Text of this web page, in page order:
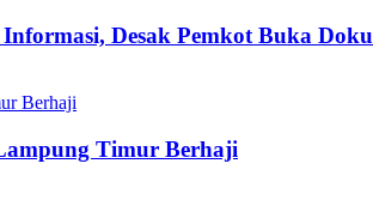
Desak Pemkot Buka
Timur Berhaji